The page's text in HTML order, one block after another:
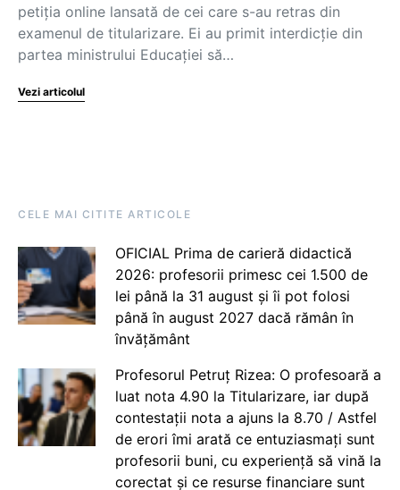
petiția online lansată de cei care s-au retras din
examenul de titularizare. Ei au primit interdicție din
partea ministrului Educației să…
Vezi articolul
CELE MAI CITITE ARTICOLE
OFICIAL Prima de carieră didactică
2026: profesorii primesc cei 1.500 de
lei până la 31 august și îi pot folosi
până în august 2027 dacă rămân în
învățământ
Profesorul Petruț Rizea: O profesoară a
luat nota 4.90 la Titularizare, iar după
contestații nota a ajuns la 8.70 / Astfel
de erori îmi arată ce entuziasmați sunt
profesorii buni, cu experiență să vină la
corectat și ce resurse financiare sunt